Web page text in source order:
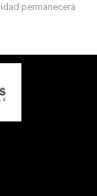
permanecerá